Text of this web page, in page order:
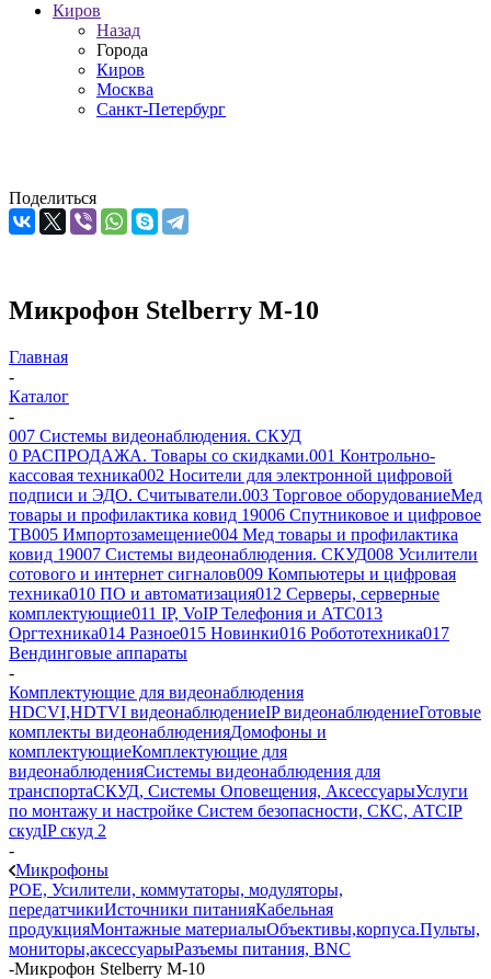
Киров
Назад
Города
Киров
Москва
Санкт-Петербург
Поделиться
Микрофон Stelberry M-10
Главная
-
Каталог
-
007 Системы видеонаблюдения. СКУД
0 РАСПРОДАЖА. Товары со скидками.001 Контрольно-
кассовая техника002 Носители для электронной цифровой
подписи и ЭДО. Считыватели.003 Торговое оборудованиеМед
товары и профилактика ковид 19006 Спутниковое и цифровое
ТВ005 Импортозамещение004 Мед товары и профилактика
ковид 19007 Системы видеонаблюдения. СКУД008 Усилители
сотового и интернет сигналов009 Компьютеры и цифровая
техника010 ПО и автоматизация012 Серверы, серверные
комплектующие011 IP, VoIP Телефония и АТС013
Оргтехника014 Разное015 Новинки016 Робототехника017
Вендинговые аппараты
-
Комплектующие для видеонаблюдения
HDCVI,HDTVI видеонаблюдениеIP видеонаблюдениеГотовые
комплекты видеонаблюденияДомофоны и
комплектующиеКомплектующие для
видеонаблюденияСистемы видеонаблюдения для
транспортаСКУД, Системы Оповещения, АксессуарыУслуги
по монтажу и настройке Систем безопасности, СКС, АТСIP
скудIP скуд 2
-
Микрофоны
POE, Усилители, коммутаторы, модуляторы,
передатчикиИсточники питанияКабельная
продукцияМонтажные материалыОбъективы,корпуса.Пульты,
мониторы,аксессуарыРазъемы питания, BNC
-Микрофон Stelberry M-10